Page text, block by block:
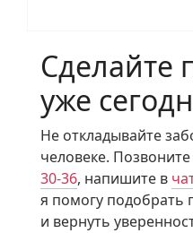
Сделайте
уже
Не откладывайте
человеке.
30-36, напишите в
я помогу подобрать
и вернуть